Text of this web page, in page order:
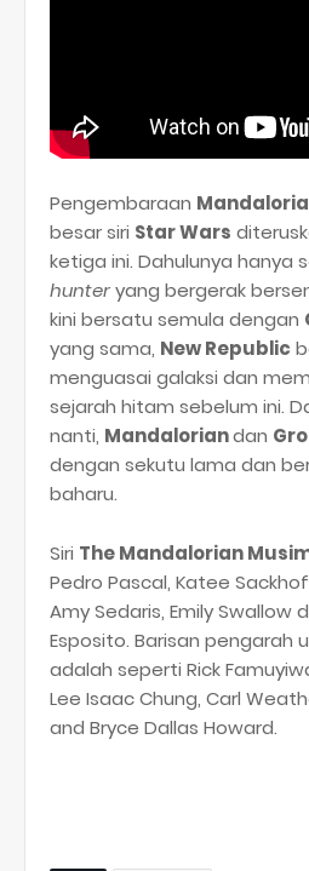
Pengembaraan
besar siri Star Wars
ketiga ini. Dahulunya hanya
hunteryang bergerak
kini bersatu semula dengan
yang sama, New Republic
menguasai galaksi dan
sejarah hitam sebelum ini.
nanti, Mandaloriandan
dengan sekutu lama dan
baharu.
Siri The Mandalorian
Pedro Pascal, Katee
Amy Sedaris, Emily Swallow
Esposito. Barisan pengarah
adalah seperti Rick
Lee Isaac Chung, Carl
and Bryce Dallas Howard.